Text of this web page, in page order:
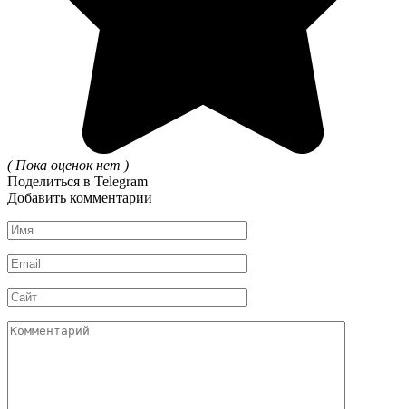
( Пока оценок нет )
Поделиться в Telegram
Добавить комментарии
Имя
*
Email
*
Сайт
Комментарий